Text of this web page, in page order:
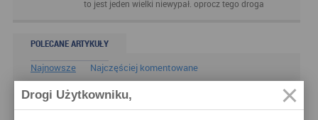
to jest jeden wielki niewypał. oprocz tego droga
POLECANE ARTYKUŁY
Najnowsze
Najczęściej komentowane
Nawet 4,5% na lokacie bankowej po obniżkach
Drogi Użytkowniku,